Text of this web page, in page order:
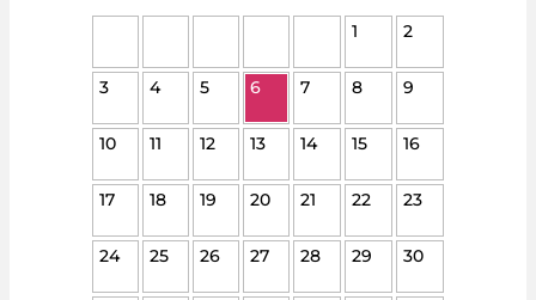
1
2
3 4 5 6 7 8 9
10 11 12 13 14 15 16
17 18 19 20 21 22 23
24 25 26 27 28 29 30